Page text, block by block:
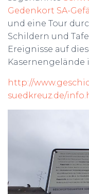
Gedenkort SA-
und eine Tour
Schildern und
Ereignisse auf
Kasernengelände
http://
suedkreuz.de/